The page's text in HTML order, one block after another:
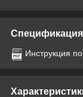
Спецификация
Инструкция